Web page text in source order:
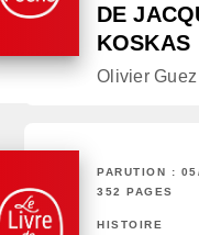
DE
KOSKAS
Olivier Guez
PARUTION :
352 PAGES
HISTOIRE